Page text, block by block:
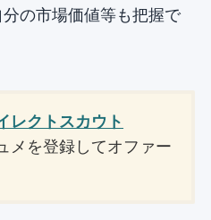
の市場価値等も把握で
レクトスカウト
メを登録してオファー